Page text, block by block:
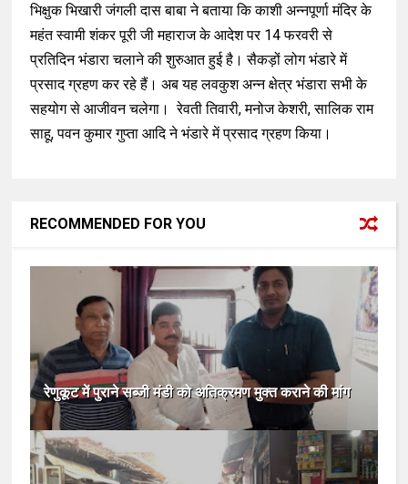
भिक्षुक भिखारी जंगली दास बाबा ने बताया कि काशी अन्नपूर्णा मंदिर के
महंत स्वामी शंकर पूरी जी महाराज के आदेश पर 14 फरवरी से
प्रतिदिन भंडारा चलाने की शुरुआत हुई है। सैकड़ों लोग भंडारे में
प्रसाद ग्रहण कर रहे हैं। अब यह लवकुश अन्न क्षेत्र भंडारा सभी के
सहयोग से आजीवन चलेगा। रेवती तिवारी, मनोज केशरी, सालिक राम
साहू, पवन कुमार गुप्ता आदि ने भंडारे में प्रसाद ग्रहण किया।
RECOMMENDED FOR YOU
रेणुकूट में पुराने सब्जी मंडी को अतिक्रमण मुक्त कराने की मांग